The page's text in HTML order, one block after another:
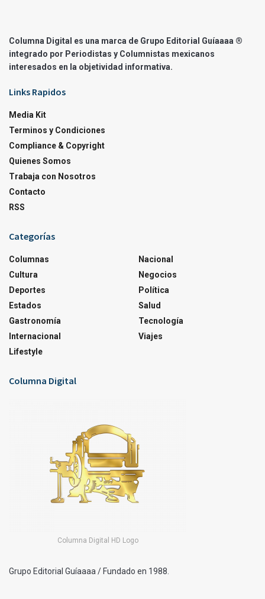
Columna Digital es una marca de Grupo Editorial Guíaaaa ®
integrado por Periodistas y Columnistas mexicanos
interesados en la objetividad informativa.
Links Rapidos
Media Kit
Terminos y Condiciones
Compliance & Copyright
Quienes Somos
Trabaja con Nosotros
Contacto
RSS
Categorías
Columnas
Cultura
Deportes
Estados
Gastronomía
Internacional
Lifestyle
Nacional
Negocios
Política
Salud
Tecnología
Viajes
Columna Digital
Columna Digital HD Logo
Grupo Editorial Guíaaaa / Fundado en 1988.